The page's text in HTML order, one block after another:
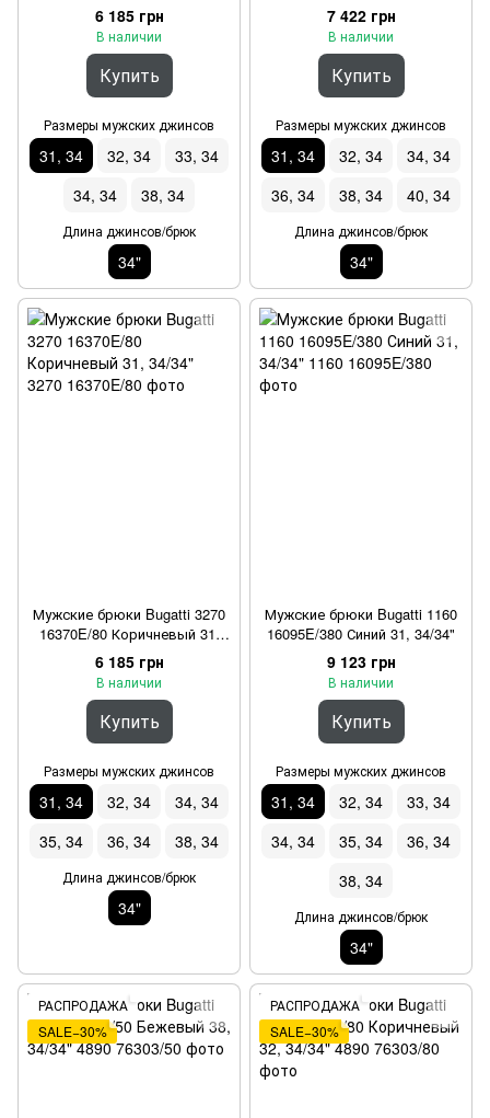
6 185 грн
В наличии
Купить
Размеры мужских джинсов
31, 34 32, 34
33, 34
34, 34
38, 34
Длина джинсов/брюк
34"
7 422 грн
В наличии
Купить
Размеры мужских джинсов
31, 34 32, 34
34, 34
36, 34
38, 34 40, 34
Длина джинсов/брюк
34"
Мужские брюки Bugatti 3270
16370E/80 Коричневый 31,
34/34"
6 185 грн
В наличии
Купить
Размеры мужских джинсов
31, 34 32, 34
34, 34
35, 34
36, 34 38, 34
Длина джинсов/брюк
34"
Мужские брюки Bugatti 1160
16095E/380 Синий 31, 34/34"
9 123 грн
В наличии
Купить
Размеры мужских джинсов
31, 34 32, 34
33, 34
34, 34
35, 34
36, 34
38, 34
Длина джинсов/брюк
34"
РАСПРОДАЖА
SALE−30%
РАСПРОДАЖА
SALE−30%